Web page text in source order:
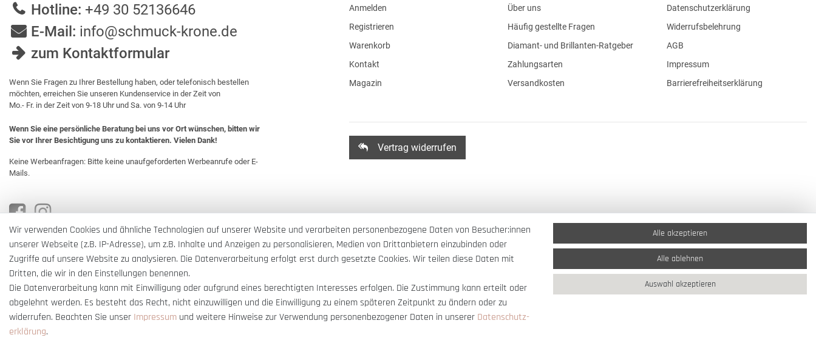
Hotline: +49 30 52136646
E-Mail: info@schmuck-krone.de
zum Kontaktformular
Wenn Sie Fragen zu Ihrer Bestellung haben, oder telefonisch bestellen
möchten, erreichen Sie unseren Kundenservice in der Zeit von
Mo.- Fr. in der Zeit von 9-18 Uhr und Sa. von 9-14 Uhr
Wenn Sie eine persönliche Beratung bei uns vor Ort wünschen, bitten wir
Sie vor Ihrer Besichtigung uns zu kontaktieren. Vielen Dank!
Keine Werbeanfragen: Bitte keine unaufgeforderten Werbeanrufe oder E-
Mails.
Anmelden
Registrieren
Warenkorb
Kontakt
Magazin
Über uns
Häufig gestellte Fragen
Diamant- und Brillanten-Ratgeber
Zahlungsarten
Versandkosten
Datenschutzerklärung
Widerrufsbelehrung
AGB
Impressum
Barrierefreiheitserklärung
Vertrag widerrufen
* Alle Preise verstehen sich inkl. gesetzl. MwSt. und
Wir verwenden Cookies und ähnliche Technologien auf unserer Website und verarbeiten personenbezogene Daten von Besucher:innen
unserer Webseite (z.B. IP-Adresse), um z.B. Inhalte und Anzeigen zu personalisieren, Medien von Drittanbietern einzubinden oder
Zugriffe auf unsere Website zu analysieren. Die Datenverarbeitung erfolgt erst durch gesetzte Cookies. Wir teilen diese Daten mit
Dritten, die wir in den Einstellungen benennen.
Die Datenverarbeitung kann mit Einwilligung oder aufgrund eines berechtigten Interesses erfolgen. Die Zustimmung kann erteilt oder
abgelehnt werden. Es besteht das Recht, nicht einzuwilligen und die Einwilligung zu einem späteren Zeitpunkt zu ändern oder zu
widerrufen. Beachten Sie unser Impressum und weitere Hinweise zur Verwendung personenbezogener Daten in unserer Daten­schutz­
erklärung.
Alle akzeptieren
Alle ablehnen
Auswahl akzeptieren